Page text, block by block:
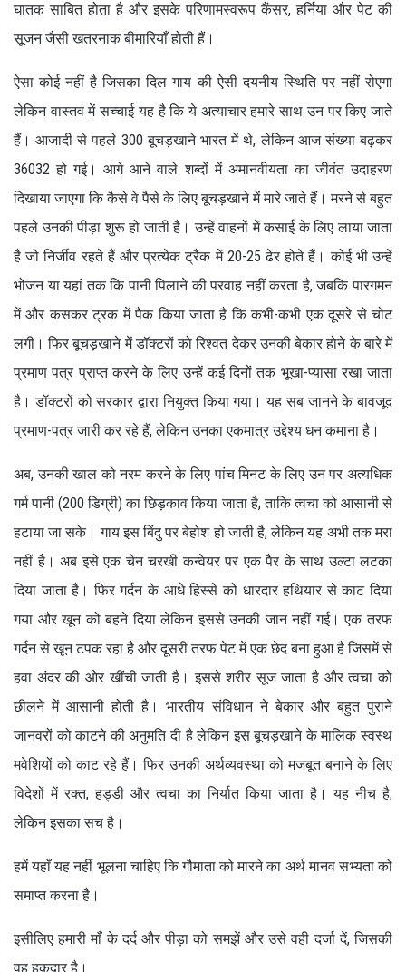
घातक साबित होता है और इसके परिणामस्वरूप कैंसर, हर्निया और पेट की
सूजन जैसी खतरनाक बीमारियाँ होती हैं।
ऐसा कोई नहीं है जिसका दिल गाय की ऐसी दयनीय स्थिति पर नहीं रोएगा
लेकिन वास्तव में सच्चाई यह है कि ये अत्याचार हमारे साथ उन पर किए जाते
हैं। आजादी से पहले 300 बूचड़खाने भारत में थे, लेकिन आज संख्या बढ़कर
36032 हो गई। आगे आने वाले शब्दों में अमानवीयता का जीवंत उदाहरण
दिखाया जाएगा कि कैसे वे पैसे के लिए बूचड़खाने में मारे जाते हैं। मरने से बहुत
पहले उनकी पीड़ा शुरू हो जाती है। उन्हें वाहनों में कसाई के लिए लाया जाता
है जो निर्जीव रहते हैं और प्रत्येक ट्रैक में 20-25 ढेर होते हैं। कोई भी उन्हें
भोजन या यहां तक कि पानी पिलाने की परवाह नहीं करता है, जबकि पारगमन
में और कसकर ट्रक में पैक किया जाता है कि कभी-कभी एक दूसरे से चोट
लगी। फिर बूचड़खाने में डॉक्टरों को रिश्वत देकर उनकी बेकार होने के बारे में
प्रमाण पत्र प्राप्त करने के लिए उन्हें कई दिनों तक भूखा-प्यासा रखा जाता
है। डॉक्टरों को सरकार द्वारा नियुक्त किया गया। यह सब जानने के बावजूद
प्रमाण-पत्र जारी कर रहे हैं, लेकिन उनका एकमात्र उद्देश्य धन कमाना है।
अब, उनकी खाल को नरम करने के लिए पांच मिनट के लिए उन पर अत्यधिक
गर्म पानी (200 डिग्री) का छिड़काव किया जाता है, ताकि त्वचा को आसानी से
हटाया जा सके। गाय इस बिंदु पर बेहोश हो जाती है, लेकिन यह अभी तक मरा
नहीं है। अब इसे एक चेन चरखी कन्वेयर पर एक पैर के साथ उल्टा लटका
दिया जाता है। फिर गर्दन के आधे हिस्से को धारदार हथियार से काट दिया
गया और खून को बहने दिया लेकिन इससे उनकी जान नहीं गई। एक तरफ
गर्दन से खून टपक रहा है और दूसरी तरफ पेट में एक छेद बना हुआ है जिसमें से
हवा अंदर की ओर खींची जाती है। इससे शरीर सूज जाता है और त्वचा को
छीलने में आसानी होती है। भारतीय संविधान ने बेकार और बहुत पुराने
जानवरों को काटने की अनुमति दी है लेकिन इस बूचड़खाने के मालिक स्वस्थ
मवेशियों को काट रहे हैं। फिर उनकी अर्थव्यवस्था को मजबूत बनाने के लिए
विदेशों में रक्त, हड्डी और त्वचा का निर्यात किया जाता है। यह नीच है,
लेकिन इसका सच है।
हमें यहाँ यह नहीं भूलना चाहिए कि गौमाता को मारने का अर्थ मानव सभ्यता को
समाप्त करना है।
इसीलिए हमारी माँ के दर्द और पीड़ा को समझें और उसे वही दर्जा दें, जिसकी
वह हकदार है।